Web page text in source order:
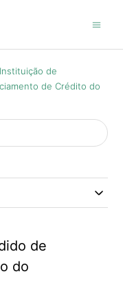
de
de Crédito do
de
do